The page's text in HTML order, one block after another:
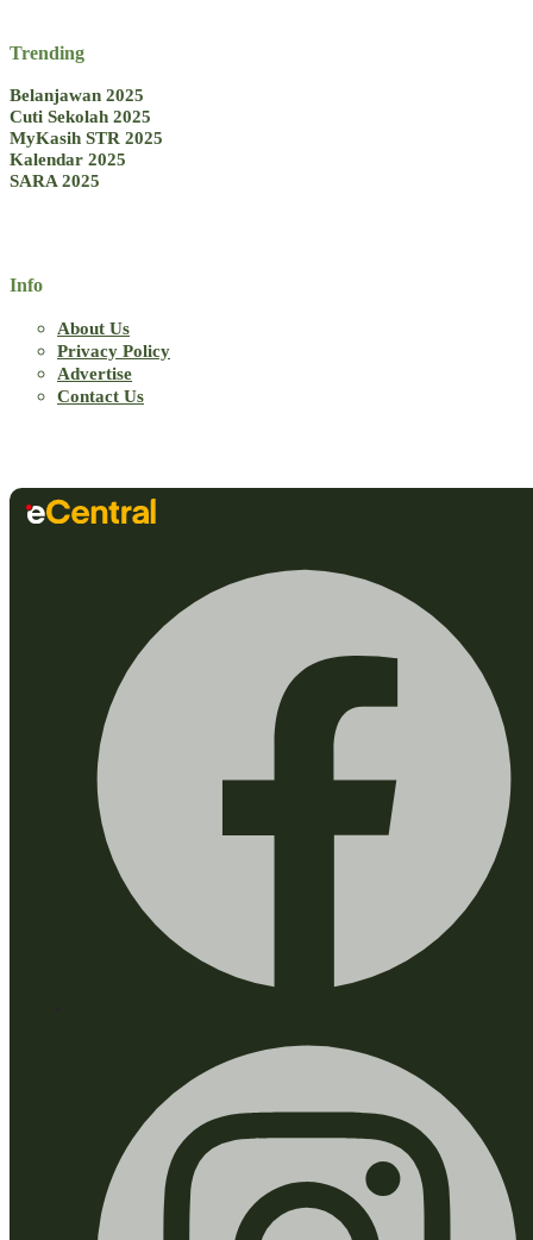
Trending
Belanjawan 2025
Cuti Sekolah 2025
MyKasih STR 2025
Kalendar 2025
SARA 2025
Info
About Us
Privacy Policy
Advertise
Contact Us